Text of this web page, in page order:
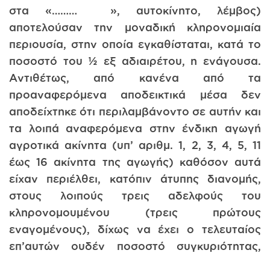
στα «……… », αυτοκίνητο, λέμβος)
αποτελούσαν την μοναδική κληρονομιαία
περιουσία, στην οποία εγκαθίσταται, κατά το
ποσοστό του ½ εξ αδιαιρέτου, η ενάγουσα.
Αντιθέτως, από κανένα από τα
προαναφερόμενα αποδεικτικά μέσα δεν
αποδείχτηκε ότι περιλαμβάνοντο σε αυτήν και
τα λοιπά αναφερόμενα στην ένδικη αγωγή
αγροτικά ακίνητα (υπ’ αριθμ. 1, 2, 3, 4, 5, 11
έως 16 ακίνητα της αγωγής) καθόσον αυτά
είχαν περιέλθει, κατόπιν άτυπης διανομής,
στους λοιπούς τρεις αδελφούς του
κληρονομουμένου (τρεις πρώτους
εναγομένους), δίχως να έχει ο τελευταίος
επ’αυτών ουδέν ποσοστό συγκυριότητας,